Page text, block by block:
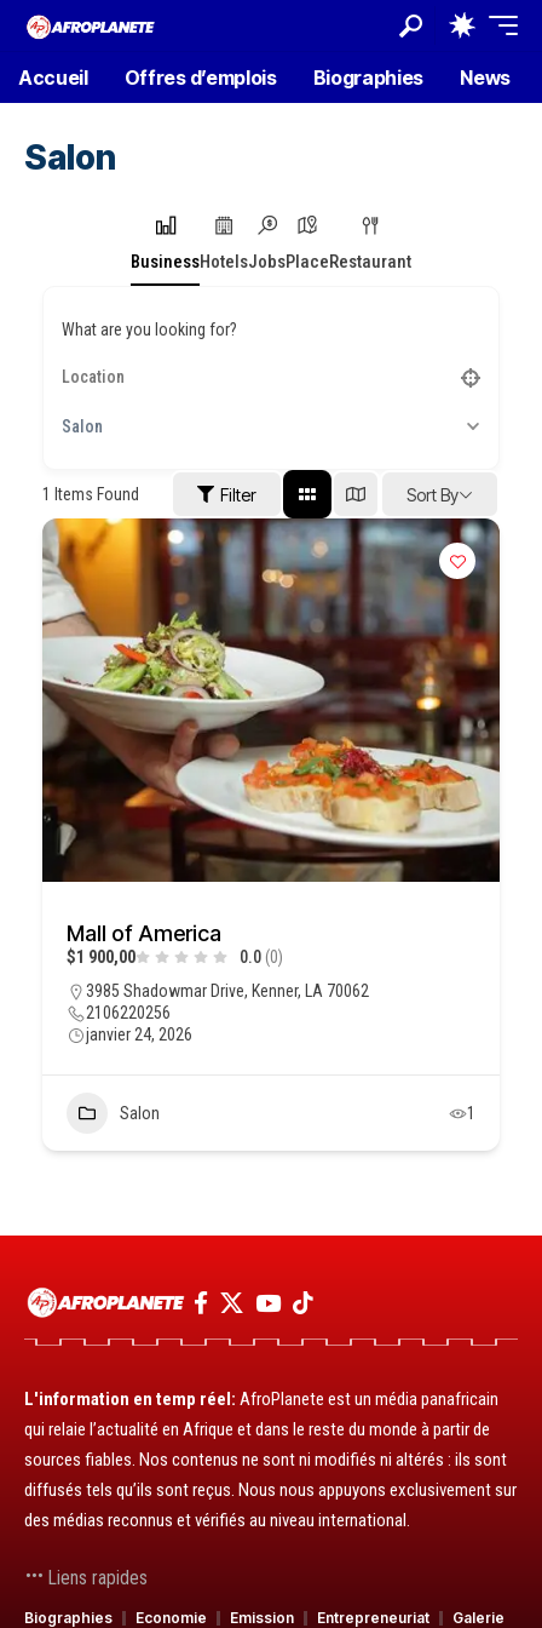
Accueil Offres d’emplois Biographies News
Salon
BusinessHotelsJobsPlaceRestaurant
What are you looking for?
Salon
1 Items Found Filter Sort By
Mall of America
$1 900,00 0.0 (0)
3985 Shadowmar Drive, Kenner, LA 70062
2106220256
janvier 24, 2026
Salon 1
L'information en temp réel: AfroPlanete est un média panafricain
qui relaie l’actualité en Afrique et dans le reste du monde à partir de
sources fiables. Nos contenus ne sont ni modifiés ni altérés : ils sont
diffusés tels qu’ils sont reçus. Nous nous appuyons exclusivement sur
des médias reconnus et vérifiés au niveau international.
Liens rapides
Biographies Economie Emission Entrepreneuriat Galerie